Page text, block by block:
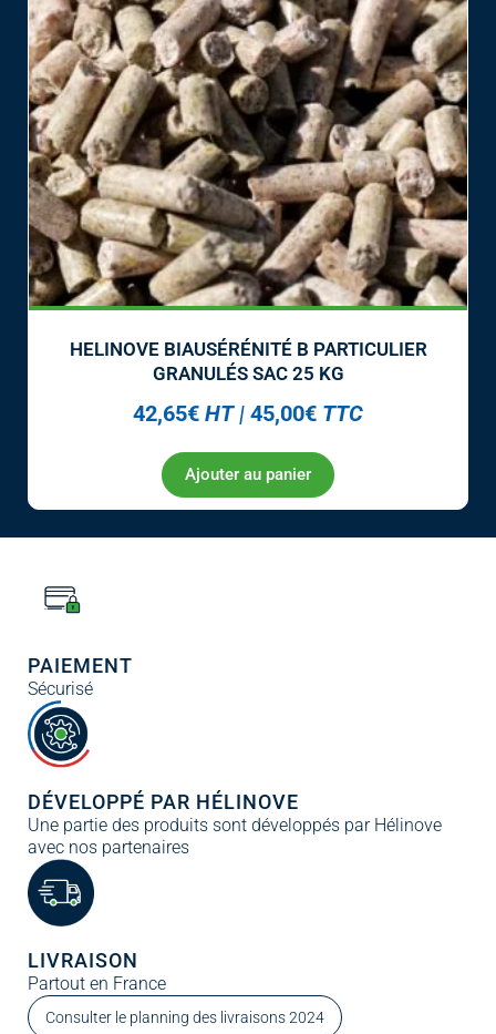
HELINOVE BIAUSÉRÉNITÉ B PARTICULIER
GRANULÉS SAC 25 KG
42,65€ HT | 45,00€ TTC
Ajouter au panier
PAIEMENT
Sécurisé
DÉVELOPPÉ PAR HÉLINOVE
Une partie des produits sont développés par Hélinove
avec nos partenaires
LIVRAISON
Partout en France
Consulter le planning des livraisons 2024